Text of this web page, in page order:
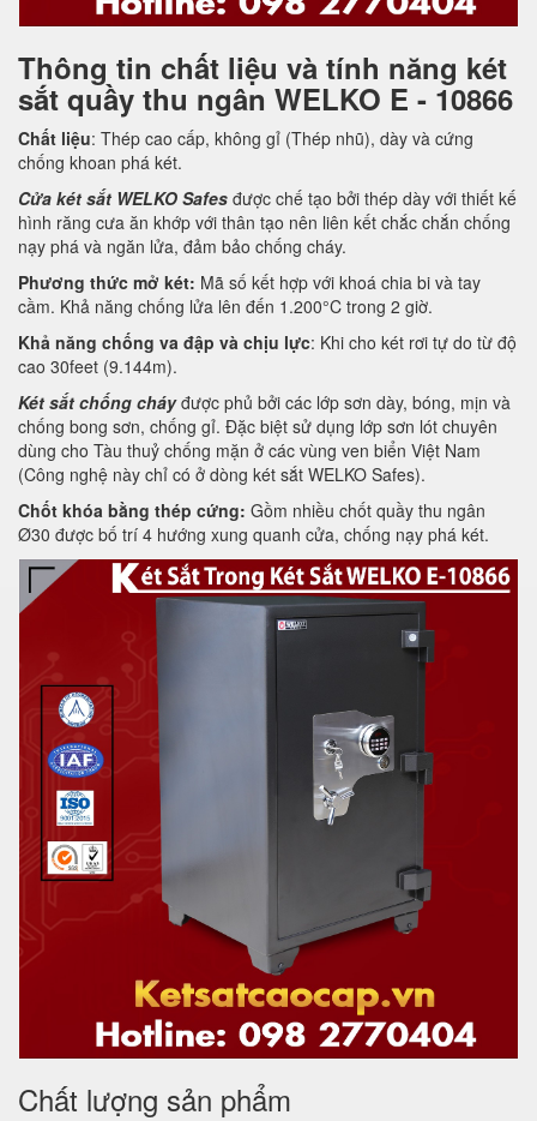
Thông tin chất liệu và tính năng két
sắt quầy thu ngân WELKO E - 10866
Chất liệu: Thép cao cấp, không gỉ (Thép nhũ), dày và cứng
chống khoan phá két.
Cửa két sắt WELKO Safes được chế tạo bởi thép dày với thiết kế
hình răng cưa ăn khớp với thân tạo nên liên kết chắc chắn chống
nạy phá và ngăn lửa, đảm bảo chống cháy.
Phương thức mở két: Mã số kết hợp với khoá chia bi và tay
cầm. Khả năng chống lửa lên đến 1.200°C trong 2 giờ.
Khả năng chống va đập và chịu lực: Khi cho két rơi tự do từ độ
cao 30feet (9.144m).
Két sắt chống cháyđược phủ bởi các lớp sơn dày, bóng, mịn và
chống bong sơn, chống gỉ. Đặc biệt sử dụng lớp sơn lót chuyên
dùng cho Tàu thuỷ chống mặn ở các vùng ven biển Việt Nam
(Công nghệ này chỉ có ở dòng két sắt WELKO Safes).
Chốt khóa bằng thép cứng: Gồm nhiều chốt quầy thu ngân
Ø30 được bố trí 4 hướng xung quanh cửa, chống nạy phá két.
Chất lượng sản phẩm